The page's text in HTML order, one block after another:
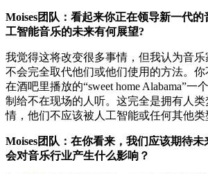
Moises团队：看起来你正在领导新一代
工智能音乐的未来有何展望?
我觉得这将改变很多事情，但我认为音
不会完全取代他们或他们使用的方法。
在酒吧里播放的“sweet home Alabama”一
制给不在现场的人听。这完全是拥有人
情，他们不应该被人工智能或任何其他类
Moises团队：在你看来，我们应该期待未
会对音乐行业产生什么影响？